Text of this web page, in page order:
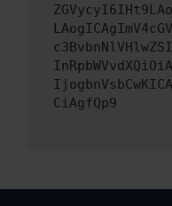
CiAgfQp9